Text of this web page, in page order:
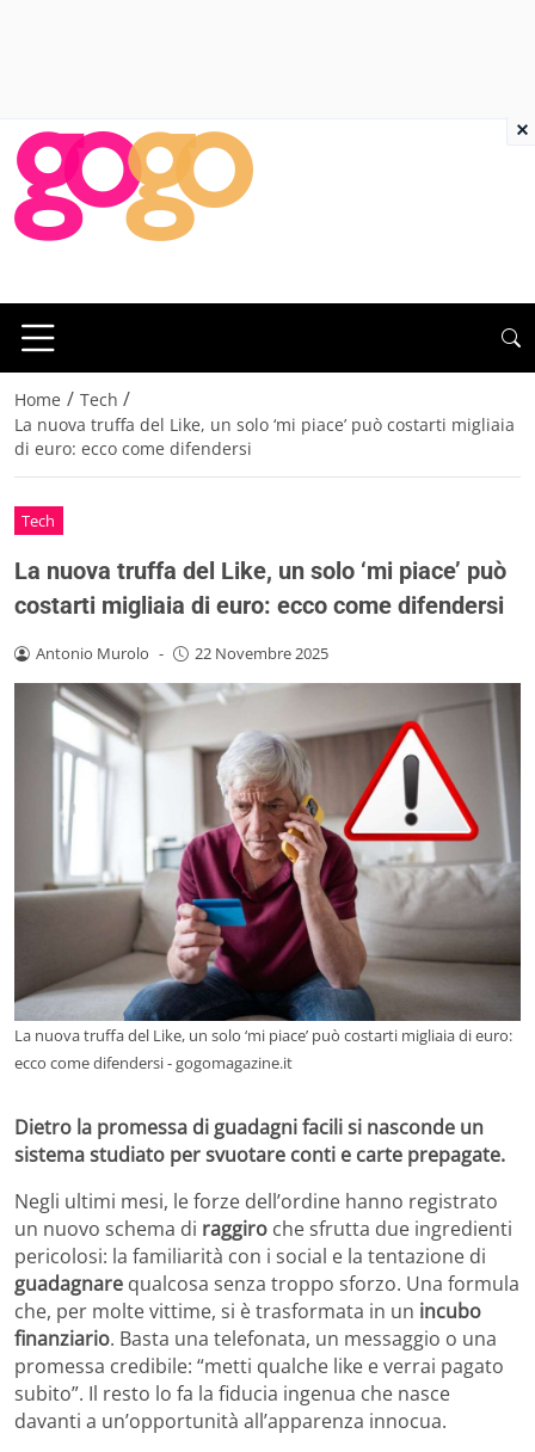
Home / Tech /
La nuova truffa del Like, un solo ‘mi piace’ può costarti migliaia
di euro: ecco come difendersi
Tech
La nuova truffa del Like, un solo ‘mi piace’ può
costarti migliaia di euro: ecco come difendersi
Antonio Murolo - 22 Novembre 2025
La nuova truffa del Like, un solo ‘mi piace’ può costarti migliaia di euro:
ecco come difendersi - gogomagazine.it
Dietro la promessa di guadagni facili si nasconde un
sistema studiato per svuotare conti e carte prepagate.
Negli ultimi mesi, le forze dell’ordine hanno registrato
un nuovo schema di raggiro che sfrutta due ingredienti
pericolosi: la familiarità con i social e la tentazione di
guadagnare qualcosa senza troppo sforzo. Una formula
che, per molte vittime, si è trasformata in un incubo
finanziario. Basta una telefonata, un messaggio o una
promessa credibile: “metti qualche like e verrai pagato
subito”. Il resto lo fa la fiducia ingenua che nasce
davanti a un’opportunità all’apparenza innocua.
×